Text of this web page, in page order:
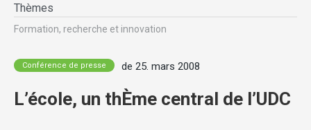
Thèmes
Formation, recherche et innovation
Conférence de presse de 25. mars 2008
L’école, un thÈme central de l’UDC